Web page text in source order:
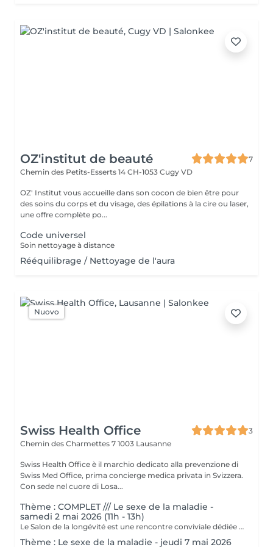
OZ'institut de beauté
7
Chemin des Petits-Esserts 14 CH-1053 Cugy VD
OZ' Institut vous accueille dans son cocon de bien être pour
des soins du corps et du visage, des épilations à la cire ou laser,
une offre complète po...
Code universel
Soin nettoyage à distance
Rééquilibrage / Nettoyage de l'aura
Nuovo
Swiss Health Office
3
Chemin des Charmettes 7 1003 Lausanne
Swiss Health Office è il marchio dedicato alla prevenzione di
Swiss Med Office, prima concierge medica privata in Svizzera.
Con sede nel cuore di Losa...
Thème : COMPLET /// Le sexe de la maladie -
samedi 2 mai 2026 (11h - 13h)
Le Salon de la longévité est une rencontre conviviale dédiée à la prévention, à la santé durable et aux clés pour vivre plus longtemps en bonne santé. Lors de ces réunions en petit comité, une thématique spécifique est abordée à partir d'un ouvrage ou d'un texte inspirant lié à la santé, à la longévité ou au bien-être. Un médecin, un expert ou un intervenant introduit le sujet par une courte lecture ou une présentation, avant d'ouvrir un moment d'échange et de discussion avec les participants. Ce format intimiste favorise le dialogue, le partage d'expériences et la réflexion autour des grands enjeux de la santé aujourd'hui. Organisé dans les locaux de Swiss Health Office à Lausanne, le salon accueille un nombre limité de participants (8 à 10 personnes) afin de garantir une atmosphère chaleureuse et interactive. La rencontre se conclut par un moment gourmand ou une coupe de champagne, permettant de prolonger les échanges dans un cadre convivial. ____ En cas d'annulation de l'événement à l'initiative de l'organisateur, l'intégralité des sommes versées sera remboursée à chaque participant, sans frais ni retenue
Thème : Le sexe de la maladie - jeudi 7 mai 2026